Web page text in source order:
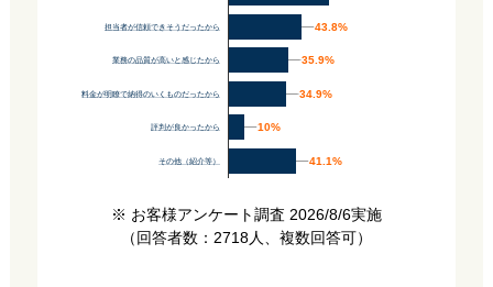
担当者が信頼できそうだったから
業務の品質が高いと感じたから
料金が明瞭で納得のいくものだったから
評判が良かったから
その他（紹介等）
43.8%
43.8%
35.9%
35.9%
34.9%
34.9%
10%
10%
41.1%
41.1%
※ お客様アンケート調査 2026/8/6実施
（回答者数：2718人、複数回答可）